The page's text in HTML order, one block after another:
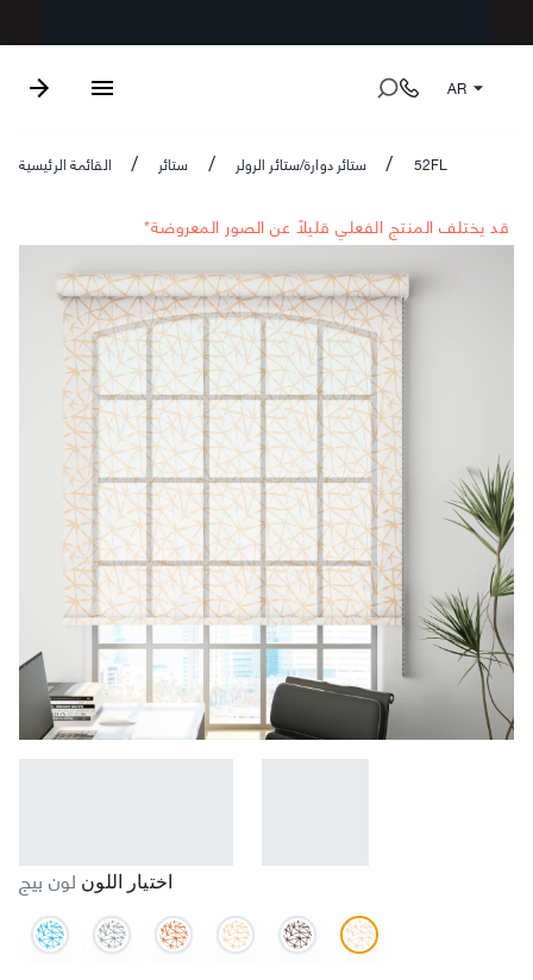
AR
القائمة الرئيسية / ستائر / ستائر دوارة/ستائر الرولر / 52FL
*قد يختلف المنتج الفعلي قليلاً عن الصور المعروضة
اختيار اللون لون بيج